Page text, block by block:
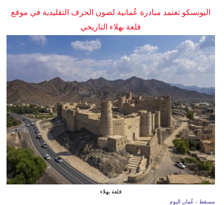
اليونسكو تعتمد مبادرة عُمانية لصون الحرف التقليدية في موقع
قلعة بهلاء التاريخي
قلعة بهلاء
مسقط - عُمان اليوم